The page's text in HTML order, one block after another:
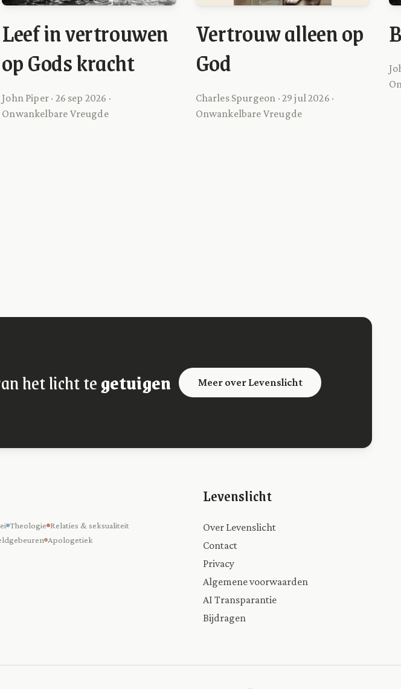
Leef in vertrouwen
op Gods kracht
John Piper · 26 sep 2026 ·
Onwankelbare Vreugde
Vertrouw alleen op
God
Charles Spurgeon · 29 jul 2026 ·
Onwankelbare Vreugde
het licht tegetuigen Meer over Levenslicht
Theologie Relaties & seksualiteit
Apologetiek
Levenslicht
Over Levenslicht
Contact
Privacy
Algemene voorwaarden
AI Transparantie
Bijdragen